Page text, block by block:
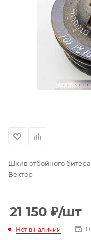
Шкив отбойного битера
Вектор
21 150 ₽/шт
Нет в наличии